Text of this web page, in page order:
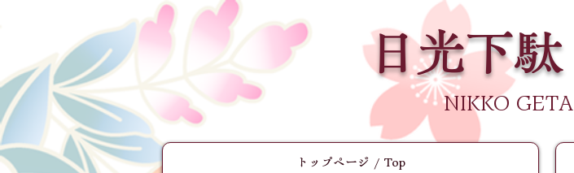
日光下
​NIKKO
トップページ / Top